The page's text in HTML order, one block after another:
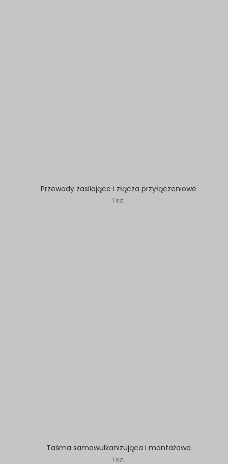
Przewody zasilające i złącza przyłączeniowe
1 szt.
Taśma samowulkanizująca i montażowa
1 szt.